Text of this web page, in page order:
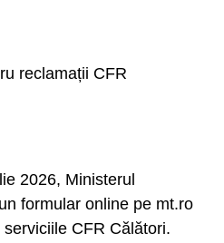
reclamații CFR
2026, Ministerul
formular online pe mt.ro
CFR Călători.